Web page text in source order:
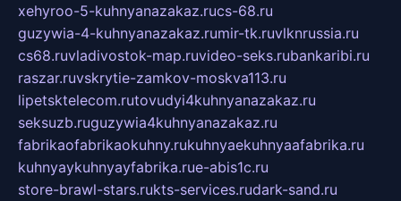
xehyroo-5-kuhnyanazakaz.rucs-68.ru
guzywia-4-kuhnyanazakaz.rumir-tk.ruvlknrussia.ru
cs68.ruvladivostok-map.ruvideo-seks.rubankaribi.ru
raszar.ruvskrytie-zamkov-moskva113.ru
lipetsktelecom.rutovudyi4kuhnyanazakaz.ru
seksuzb.ruguzywia4kuhnyanazakaz.ru
fabrikaofabrikaokuhny.rukuhnyaekuhnyaafabrika.ru
kuhnyaykuhnyayfabrika.rue-abis1c.ru
store-brawl-stars.rukts-services.rudark-sand.ru